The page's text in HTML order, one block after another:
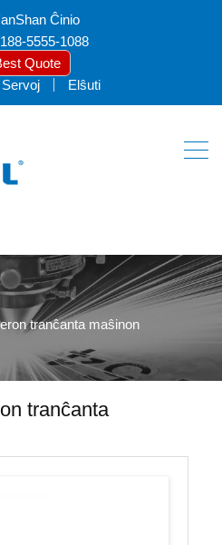
Ĉinio
5555-1088
Quote
Servoj Elŝuti
tranĉanta maŝinon
tranĉanta